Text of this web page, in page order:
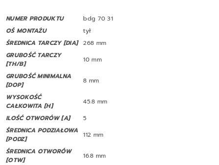
NUMER PRODUKTU
bdg 70 31
OŚ MONTAŻU
tył
ŚREDNICA TARCZY [DIA]
268 mm
GRUBOŚĆ TARCZY
[TH/B]
10 mm
GRUBOŚĆ MINIMALNA
[DOP]
8 mm
WYSOKOŚĆ
CAŁKOWITA [H]
45.8 mm
ILOŚĆ OTWORÓW [A]
5
ŚREDNICA PODZIAŁOWA
[PODZ]
112 mm
ŚREDNICA OTWORÓW
[OTW]
16.8 mm